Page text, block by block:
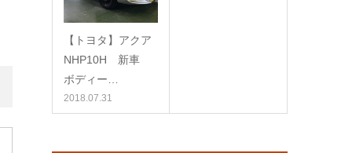
【トヨタ】アクア
NHP10H 新車
ボディー…
2018.07.31